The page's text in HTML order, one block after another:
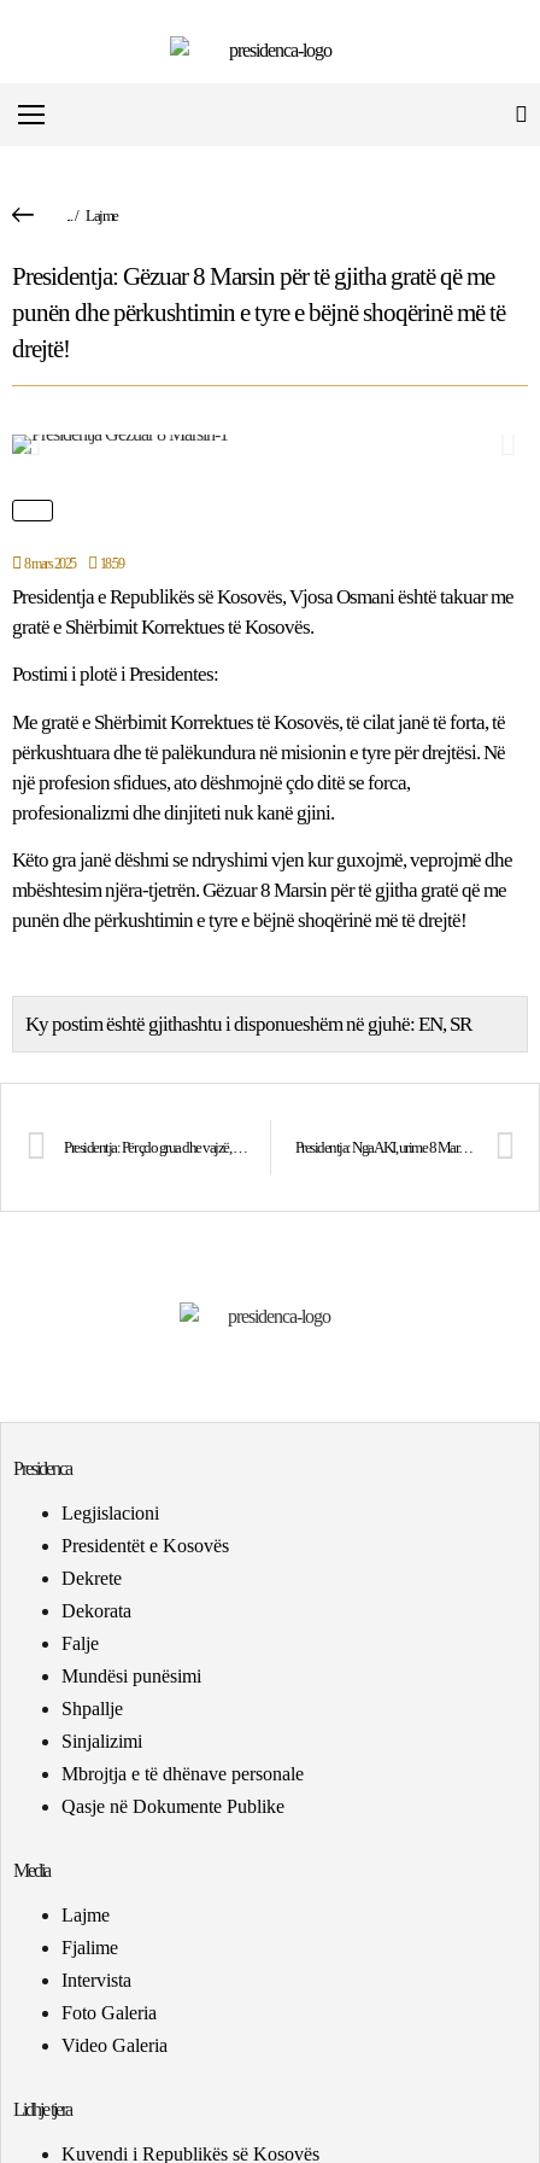
.../ Lajme
Presidentja: Gëzuar 8 Marsin për të gjitha gratë që me
punën dhe përkushtimin e tyre e bëjnë shoqërinë më të
drejtë!
8 mars 2025 18:59
Presidentja e Republikës së Kosovës, Vjosa Osmani është takuar me
gratë e Shërbimit Korrektues të Kosovës.
Postimi i plotë i Presidentes:
Me gratë e Shërbimit Korrektues të Kosovës, të cilat janë të forta, të
përkushtuara dhe të palëkundura në misionin e tyre për drejtësi. Në
një profesion sfidues, ato dëshmojnë çdo ditë se forca,
profesionalizmi dhe dinjiteti nuk kanë gjini.
Këto gra janë dëshmi se ndryshimi vjen kur guxojmë, veprojmë dhe
mbështesim njëra-tjetrën. Gëzuar 8 Marsin për të gjitha gratë që me
punën dhe përkushtimin e tyre e bëjnë shoqërinë më të drejtë!
Ky postim është gjithashtu i disponueshëm në gjuhë:EN SR
Presidentja: Nga AKI, urime 8 Marsin të gjitha grave të Republikës së Kosovës!
Presidenca
Legjislacioni
Presidentët e Kosovës
Dekrete
Dekorata
Falje
Mundësi punësimi
Shpallje
Sinjalizimi
Mbrojtja e të dhënave personale
Qasje në Dokumente Publike
Media
Lajme
Fjalime
Intervista
Foto Galeria
Video Galeria
Lidhje tjera
Kuvendi i Republikës së Kosovës